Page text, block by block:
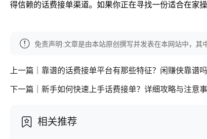
得信赖的话费接单渠道。如果你正在寻找一份适合在家
免责声明:文章是由本站原创撰写并发表在本网站中，其
上一篇｜靠谱的话费接单平台有那些特征？闲赚侠靠谱吗
下一篇｜新手如何快速上手话费接单？详细攻略与注意
相关推荐